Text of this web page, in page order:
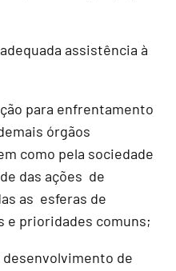
assistência à
para enfrentamento
órgãos
como pela sociedade
das ações de
as esferas de
e prioridades comuns;
de